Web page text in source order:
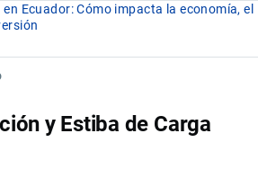
Ecuador: Cómo impacta la economía, el
y Estiba de Carga